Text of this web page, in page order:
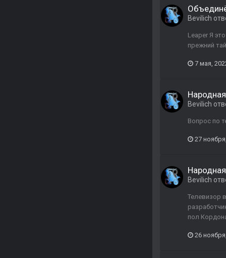
Bevilich
Leaper Я
прежний
7 мая,
Bevilich
Вопрос по
27
Bevilich
Телевизор
пол
26